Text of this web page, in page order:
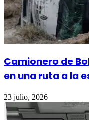
Camionero de
en una ruta a la
23 julio, 2026